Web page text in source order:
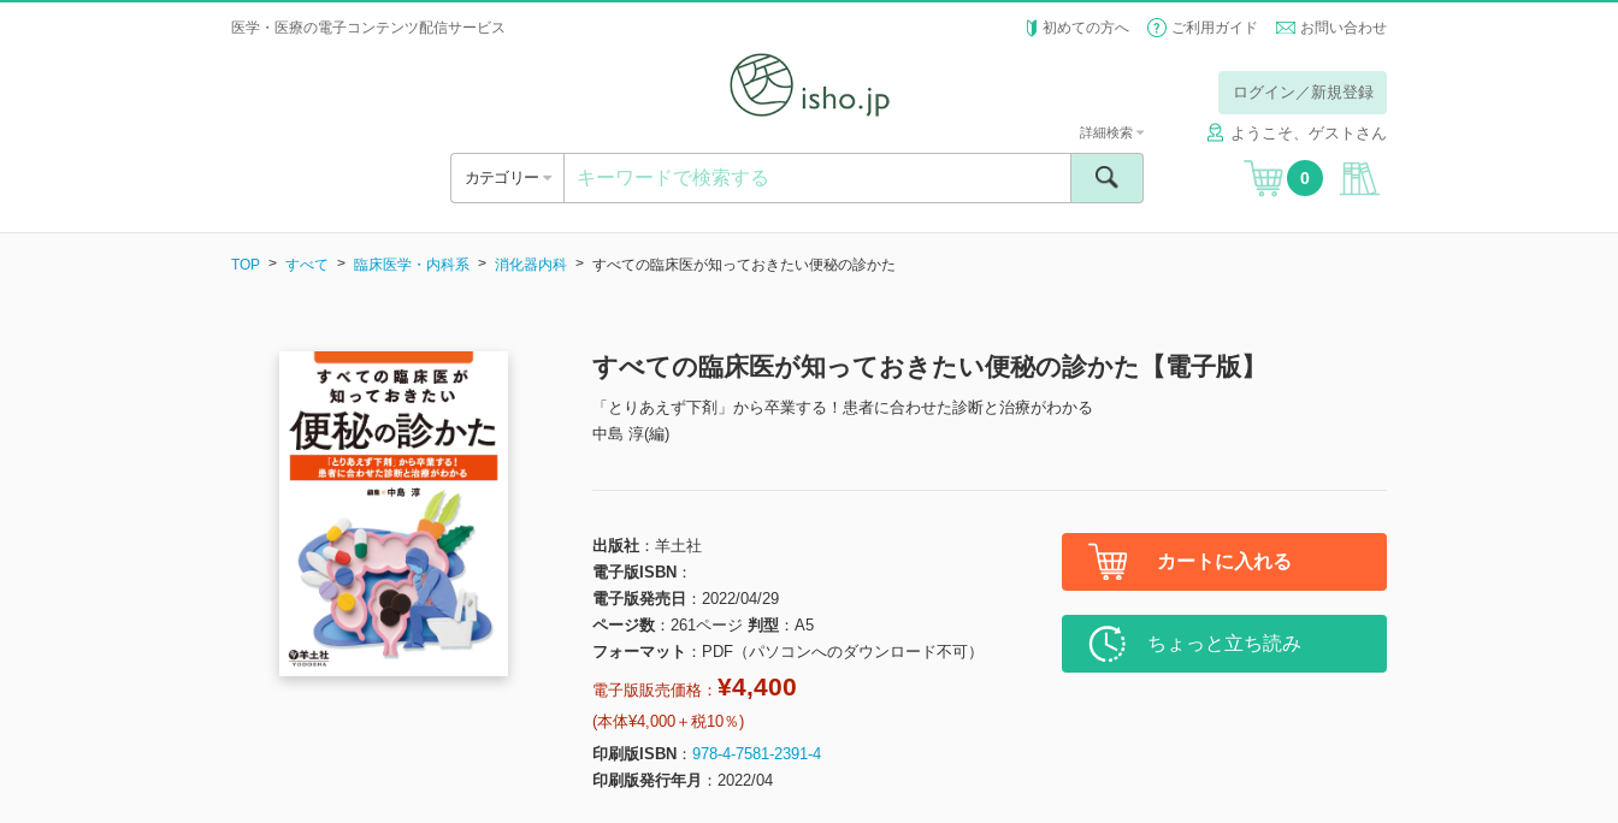
医学・医療の電子コンテンツ配信サービス 初めての方へ ご利用ガイド お問い合わせ
ログイン／新規登録
ようこそ、ゲストさん
カテゴリー
詳細検索
0
TOP すべて 臨床医学・内科系 消化器内科 すべての臨床医が知っておきたい便秘の診かた
すべての臨床医が知っておきたい便秘の診かた【電子版】
「とりあえず下剤」から卒業する！患者に合わせた診断と治療がわかる
中島 淳(編)
出版社
羊土社
電子版ISBN
電子版発売日
2022/04/29
ページ数
261ページ 判型
A5
フォーマット
PDF（パソコンへのダウンロード不可）
電子版販売価格： ¥4,400
(本体¥4,000＋税10％)
印刷版ISBN
978-4-7581-2391-4
印刷版発行年月
2022/04
カートに入れる
ちょっと立ち読み